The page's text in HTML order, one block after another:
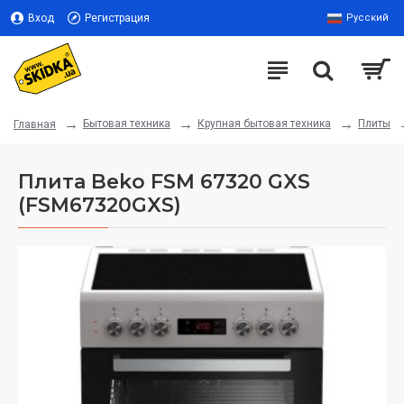
Вход Регистрация Русский
Главная Бытовая техника Крупная бытовая техника Плиты
Плита Beko FSM 67320 GXS
(FSM67320GXS)